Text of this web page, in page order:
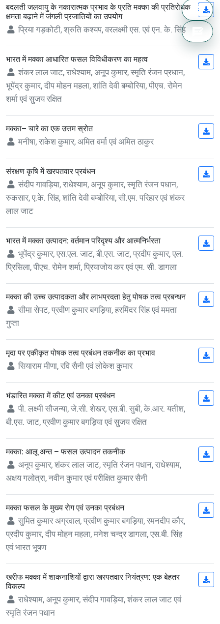
बदलती जलवायु के नकारात्मक प्रभाव के प्रति मक्का की प्रतिरोधक
क्षमता बढ़ाने में जंगली प्रजातियों का उपयोग
प्रिया गड़कोटी, श्रुति कश्यप, वरलक्ष्मी एस. एवं एन. के. सिंह
भारत में मक्का आधारित फसल विविधीकरण का महत्व
शंकर लाल जाट, राधेश्याम, अनूप कुमार, स्मृति रंजन प्रधान,
भूपेंद्र कुमार, दीप मोहन महला, शांति देवी बम्बोरिया, पीएच. रोमेन
शर्मा एवं सुजय रक्षित
मक्का– चारे का एक उत्तम स्रोत
मनीषा, राकेश कुमार, अमित वर्मा एवं अमित ठाकुर
संरक्षण कृषि में खरपतवार प्रबंधन
संदीप गावड़िया, राधेश्याम, अनूप कुमार, स्मृति रंजन पधान,
रुकसार, ए.के. सिंह, शांति देवी बम्बोरिया, सी.एम. परिहार एवं शंकर
लाल जाट
भारत में मक्का उत्पादन: वर्तमान परिदृश्य और आत्मनिर्भरता
भूपेंद्र कुमार, एस.एल. जाट, बी.एस. जाट, प्रदीप कुमार, एल.
प्रिसिला, पीएच. रोमेन शर्मा, प्रियाजोय कर एवं एम. सी. डागला
मक्का की उच्च उत्पादकता और लाभप्रदता हेतु पोषक तत्व प्रबन्धन
सीमा सेपट, प्रवीण कुमार बगड़िया, हरमिंदर सिंह एवं ममता
गुप्ता
मृदा पर एकीकृत पोषक तत्व प्रबंधन तकनीक का प्रभाव
सियाराम मीणा, रवि सैनी एवं लोकेश कुमार
भंडारित मक्का में कीट एवं उनका प्रबंधन
पी. लक्ष्मी सौजन्या, जे.सी. शेखर, एस.बी. सुबी, के.आर. यतीश,
बी.एस. जाट, प्रवीण कुमार बगड़िया एवं सुजय रक्षित
मक्का: आलू अन्त – फसल उत्पादन तकनीक
अनूप कुमार, शंकर लाल जाट, स्मृति रंजन पधान, राधेश्याम,
अक्षय गलोत्रा, नवीन कुमार एवं परीक्षित कुमार सैनी
मक्का फसल के मुख्य रोग एवं उनका प्रबंधन
सुमित कुमार अग्रवाल, प्रवीण कुमार बगड़िया, रमनदीप कौर,
प्रदीप कुमार, दीप मोहन महला, मनेश चन्द्र डागला, एस.बी. सिंह
एवं भारत भूषण
खरीफ मक्का में शाकनाशियों द्वारा खरपतवार नियंत्रण: एक बेहतर
विकल्प
राधेश्याम, अनूप कुमार, संदीप गावड़िया, शंकर लाल जाट एवं
स्मृति रंजन पधान